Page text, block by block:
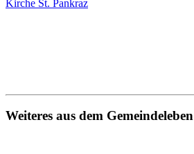
Kirche St. Pankraz
Weiteres aus dem Gemeindeleben